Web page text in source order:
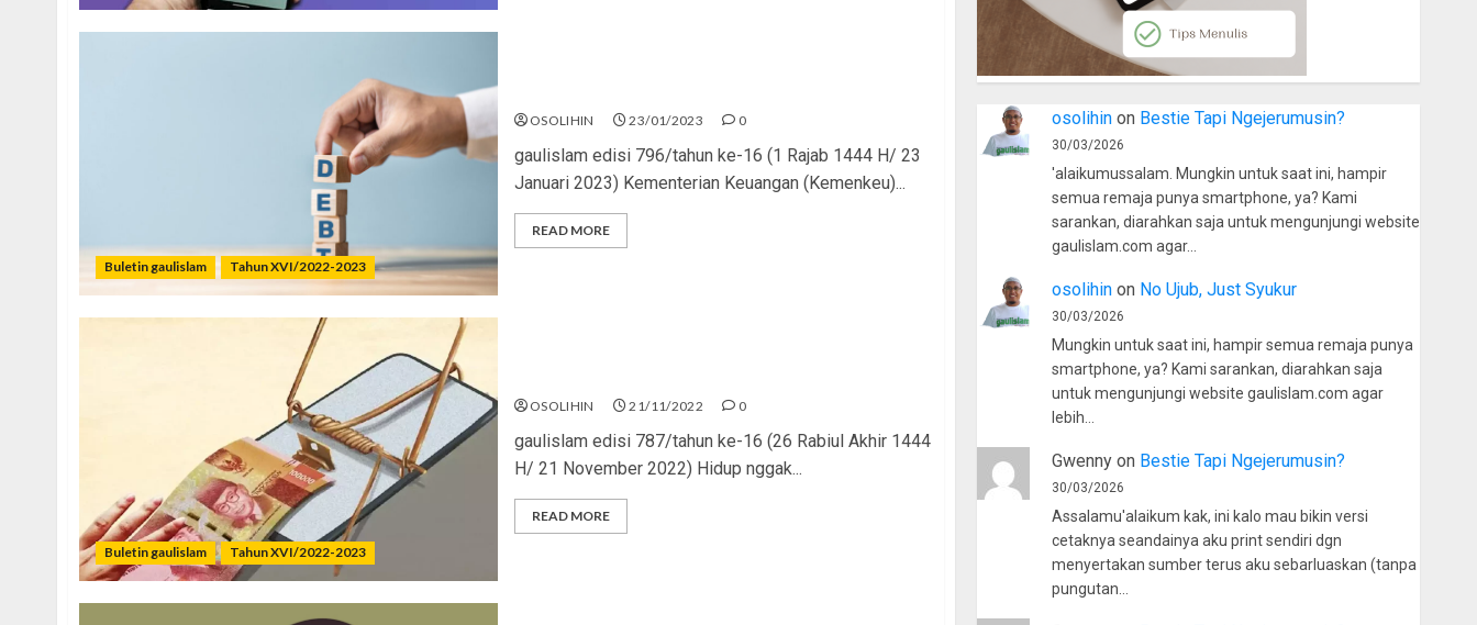
Buletin gaulislam Tahun XVI/2022-2023
OSOLIHIN 23/01/2023 0
gaulislam edisi 796/tahun ke-16 (1 Rajab 1444 H/ 23
Januari 2023) Kementerian Keuangan (Kemenkeu)...
READ MORE
Buletin gaulislam Tahun XVI/2022-2023
OSOLIHIN 21/11/2022 0
gaulislam edisi 787/tahun ke-16 (26 Rabiul Akhir 1444
H/ 21 November 2022) Hidup nggak...
READ MORE
osolihinon Bestie Tapi Ngejerumusin?
30/03/2026
'alaikumussalam. Mungkin untuk saat ini, hampir
semua remaja punya smartphone, ya? Kami
sarankan, diarahkan saja untuk mengunjungi website
gaulislam.com agar…
osolihinon No Ujub, Just Syukur
30/03/2026
Mungkin untuk saat ini, hampir semua remaja punya
smartphone, ya? Kami sarankan, diarahkan saja
untuk mengunjungi website gaulislam.com agar
lebih…
Gwennyon Bestie Tapi Ngejerumusin?
30/03/2026
Assalamu'alaikum kak, ini kalo mau bikin versi
cetaknya seandainya aku print sendiri dgn
menyertakan sumber terus aku sebarluaskan (tanpa
pungutan…